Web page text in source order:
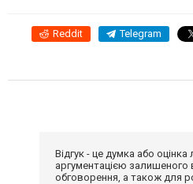
Reddit Telegram
Відгук - це думка або
аргументацією залишеного
обговорення, а також для